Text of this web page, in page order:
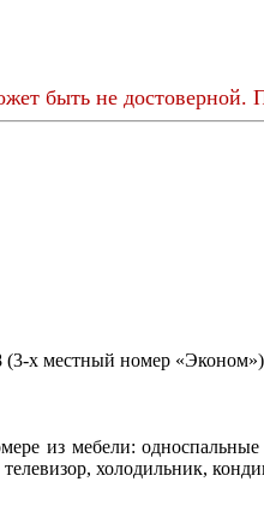
быть не достоверной.
из мебели:
холодильник,